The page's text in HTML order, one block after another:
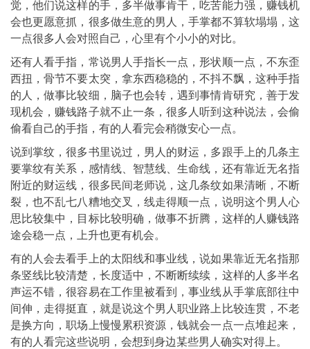
觉，他们说这样的手，多半做事肯干，吃苦能力强，赚钱机
会也更愿意抓，很多做生意的男人，手掌都不算软塌塌，这
一点很多人会对照自己，心里有个小小的对比。
还有人看手指，常说男人手指长一点，形状顺一点，不东歪
西扭，骨节不要太突，拿东西稳稳的，不抖不飘，这种手指
的人，做事比较细，脑子也会转，遇到事情肯研究，善于发
现机会，赚钱路子就不止一条，很多人听到这种说法，会偷
偷看自己的手指，有的人看完会稍微安心一点。
说到掌纹，很多书里说过，男人的财运，多跟手上的几条主
要掌纹有关系，感情线、智慧线、生命线，还有靠近无名指
附近的财运线，很多民间老师说，这几条纹如果清晰，不断
裂，也不乱七八糟地交叉，线走得顺一点，说明这个男人心
思比较集中，目标比较明确，做事不折腾，这样的人赚钱路
途会稳一点，上升也更有机会。
有的人会去看手上的太阳线和事业线，说如果靠近无名指那
条竖线比较清楚，长度适中，不断断续续，这样的人多半名
声运不错，很容易在工作里被看到，事业线从手掌底部往中
间伸，走得挺直，就是说这个男人职业路上比较连贯，不老
是换方向，职场上慢慢累积资源，钱就会一点一点堆起来，
有的人看完这些说明，会想到身边某些男人确实对得上。